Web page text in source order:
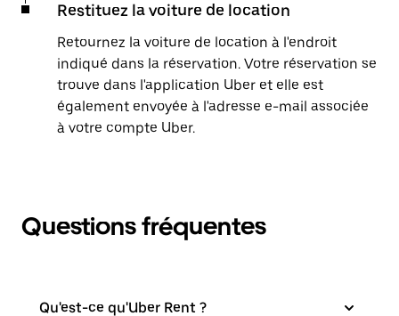
Restituez la voiture de location
Retournez la voiture de location à l'endroit
indiqué dans la réservation. Votre réservation se
trouve dans l'application Uber et elle est
également envoyée à l'adresse e-mail associée
à votre compte Uber.
Questions fréquentes
Qu'est-ce qu'Uber Rent ?